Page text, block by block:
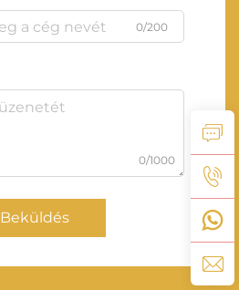
0/200
0/1000
Beküldés